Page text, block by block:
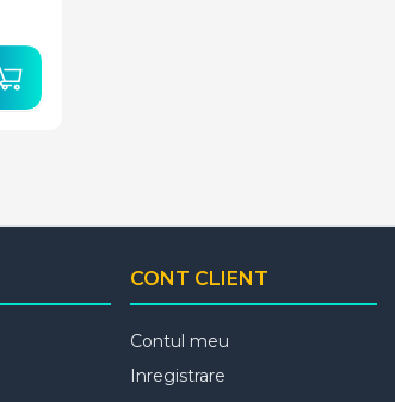
CONT CLIENT
Contul meu
Inregistrare